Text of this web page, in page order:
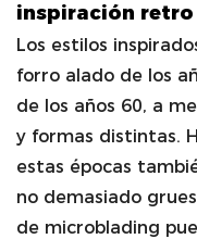
inspiración retro
Los estilos
forro alado de los
de los años 60, a
y formas distintas.
estas épocas
no demasiado
de microblading